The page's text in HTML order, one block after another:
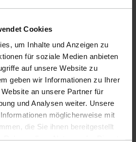
Cookies
um Inhalte und Anzeigen zu
für soziale Medien anbieten
auf unsere Website zu
geben wir Informationen zu Ihrer
an unsere Partner für
und Analysen weiter. Unsere
möglicherweise mit
die Sie ihnen bereitgestellt
incl.